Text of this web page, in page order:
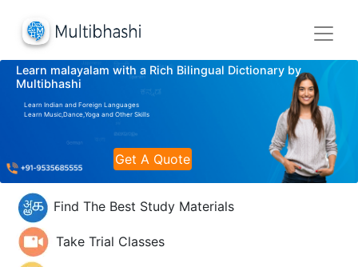
Learn malayalam with a Rich Bilingual Dictionary by
Multibhashi
Learn Indian and Foreign Languages
Learn Music,Dance,Yoga and Other Skills
Get A Quote
Find The Best Study Materials
Take Trial Classes